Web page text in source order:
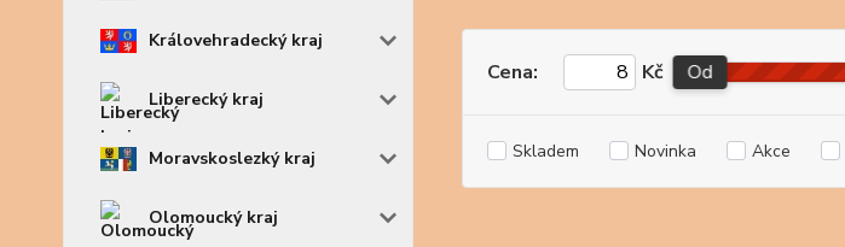
Královehradecký kraj
Liberecký kraj
Moravskoslezký kraj
Olomoucký kraj
Cena: Kč Od
Skladem Novinka Akce